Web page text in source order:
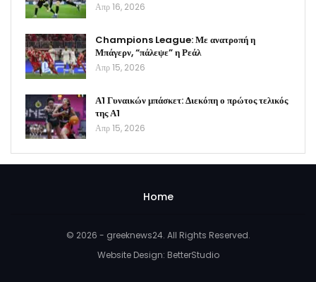
Απρ 16, 2026
Champions League: Με ανατροπή η
Μπάγερν, “πάλεψε” η Ρεάλ
Απρ 15, 2026
Α1 Γυναικών μπάσκετ: Διεκόπη ο πρώτος τελικός
της Α1
Απρ 15, 2026
Home
© 2026 - greeknews24. All Rights Reserved.
Website Design: BetterStudio